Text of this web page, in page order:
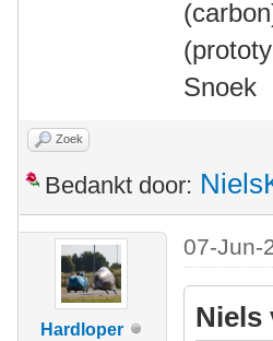
Snoek
Zoek
Bedankt door:
Hardloper
07-Jun-
Niels